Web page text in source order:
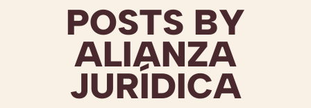
POSTS BY
ALIANZA
JURÍDICA